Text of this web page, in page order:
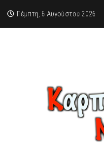
Πέμπτη, 6 Αυγούστου 2026